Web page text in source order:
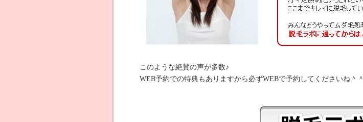
このような絶賛の声が多数♪
WEB予約での特典もありますから必ずWEBで予約してくださいね＾＾